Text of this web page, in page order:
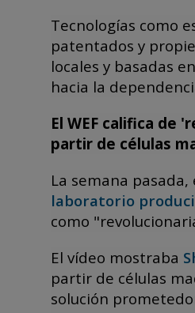
Tecnologías como
patentados y
locales y basadas
hacia la
El WEF califica de
partir de células
La semana
laboratorio
como
El vídeo mostraba
partir de células
solución